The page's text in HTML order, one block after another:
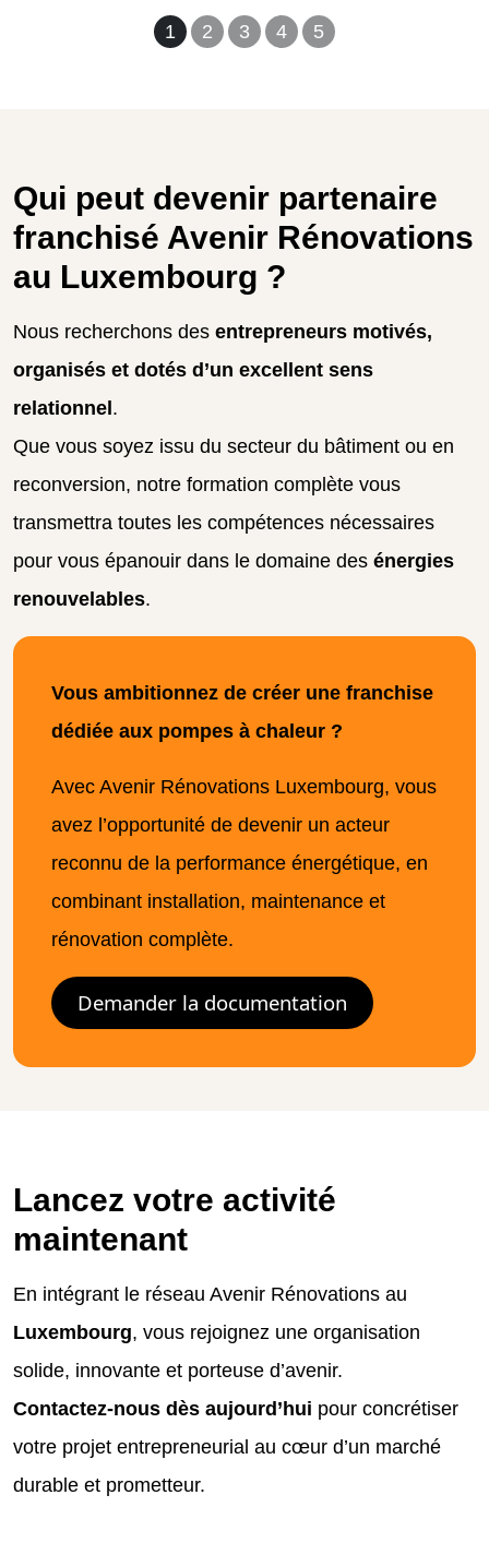
1 2 3 4 5
Qui peut devenir partenaire
franchisé Avenir Rénovations
au Luxembourg ?
Nous recherchons des entrepreneurs motivés,
organisés et dotés d’un excellent sens
relationnel.
Que vous soyez issu du secteur du bâtiment ou en
reconversion, notre formation complète vous
transmettra toutes les compétences nécessaires
pour vous épanouir dans le domaine des énergies
renouvelables.
Vous ambitionnez de créer une franchise
dédiée aux pompes à chaleur ?
Avec Avenir Rénovations Luxembourg, vous
avez l’opportunité de devenir un acteur
reconnu de la performance énergétique, en
combinant installation, maintenance et
rénovation complète.
Demander la documentation
Lancez votre activité
maintenant
En intégrant le réseau Avenir Rénovations au
Luxembourg, vous rejoignez une organisation
solide, innovante et porteuse d’avenir.
Contactez-nous dès aujourd’hui pour concrétiser
votre projet entrepreneurial au cœur d’un marché
durable et prometteur.